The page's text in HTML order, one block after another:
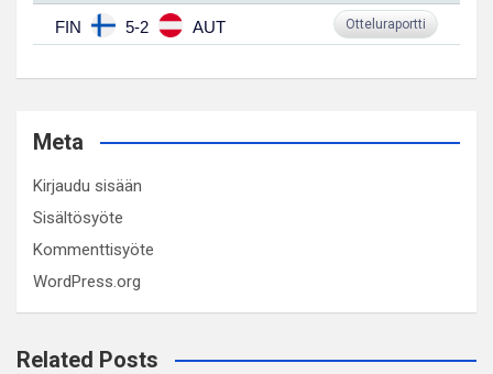
FIN 5-2 AUT Otteluraportti
Meta
Kirjaudu sisään
Sisältösyöte
Kommenttisyöte
WordPress.org
Related Posts